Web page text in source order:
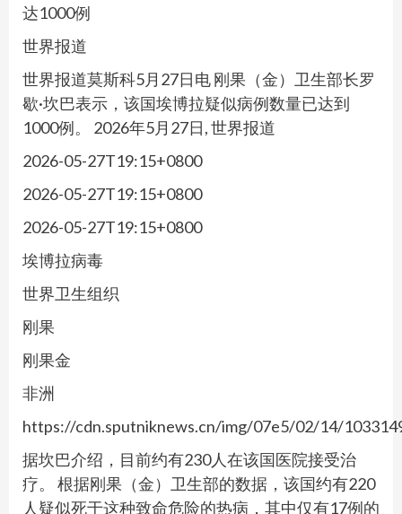
达1000例
世界报道
世界报道莫斯科5月27日电 刚果（金）卫生部长罗
歇·坎巴表示，该国埃博拉疑似病例数量已达到
1000例。 2026年5月27日, 世界报道
2026-05-27T19:15+0800
2026-05-27T19:15+0800
2026-05-27T19:15+0800
埃博拉病毒
世界卫生组织
刚果
刚果金
非洲
https://cdn.sputniknews.cn/img/07e5/02/14/
据坎巴介绍，目前约有230人在该国医院接受治
疗。 根据刚果（金）卫生部的数据，该国约有220
人疑似死于这种致命危险的热病，其中仅有17例的